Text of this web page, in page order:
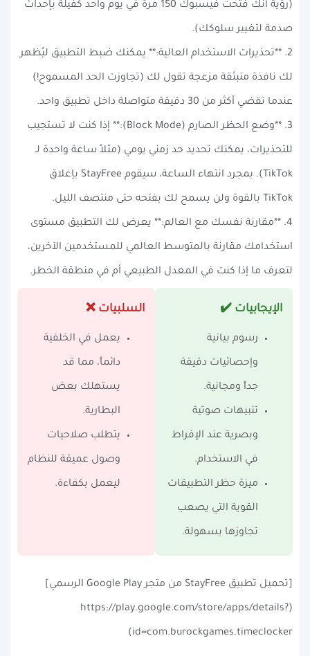
(رؤية أنك فتحت فيسبوك 150 مرة في يوم واحد كفيلة بإحداث
صدمة لتغيير سلوكك).
2. **تحذيرات الاستخدام العالية:** يمكنك ضبط التطبيق ليُظهر
لك نافذة منبثقة مزعجة تقول لك (تجاوزت الحد المسموح!)
عندما تقضي أكثر من 30 دقيقة متواصلة داخل تطبيق واحد.
3. **وضع الحظر الصارم (Block Mode):** إذا كنت لا تستجيب
للتحذيرات، يمكنك تحديد حد زمني يومي (مثلاً ساعة واحدة لـ
TikTok). بمجرد انتهاء الساعة، سيقوم StayFree بإغلاق
TikTok بالقوة ولن يسمح لك بفتحه حتى منتصف الليل.
4. **مقارنة نفسك مع العالم:** يعرض لك التطبيق مستوى
استخدامك مقارنة بالمتوسط العالمي للمستخدمين الآخرين،
لتعرف ما إذا كنت في المعدل الطبيعي أم في منطقة الخطر.
الإيجابيات ✔️
رسوم بيانية
وإحصائيات دقيقة
جداً ومجانية.
تنبيهات صوتية
وبصرية عند الإفراط
في الاستخدام.
ميزة حظر التطبيقات
القوية التي يصعب
تجاوزها بسهولة.
السلبيات ❌
يعمل في الخلفية
دائماً، مما قد
يستهلك بعض
البطارية.
يتطلب صلاحيات
وصول عميقة للنظام
ليعمل بكفاءة.
[تحميل تطبيق StayFree من متجر Google Play الرسمي]
(https://play.google.com/store/apps/details?
id=com.burockgames.timeclocker)